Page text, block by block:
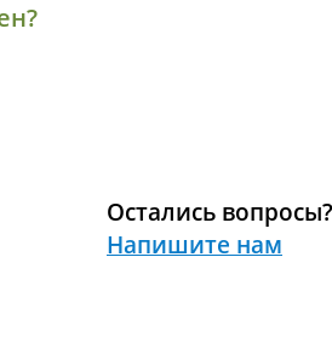
Остались вопросы?
Напишите нам